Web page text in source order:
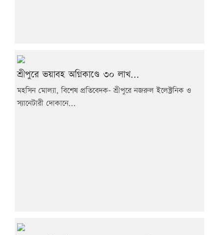
শ্রীপুরে ভয়াবহ অগ্নিকাণ্ডে ৩০ লাখ...
মহসিন মোল্যা, বিশেষ প্রতিবেদক- শ্রীপুরে নজরুল ইলেক্ট্রনিক ও
স্যানেটারী দোকানে...